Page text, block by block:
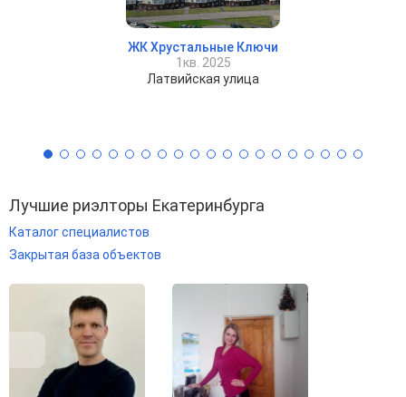
ЖК Хрустальные Ключи
1кв. 2025
Латвийская улица
Лучшие риэлторы Екатеринбурга
Каталог специалистов
Закрытая база объектов